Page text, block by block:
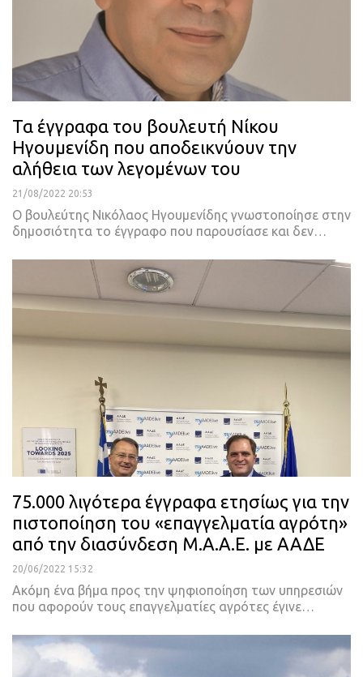
Τα έγγραφα του βουλευτή Νίκου
Ηγουμενίδη που αποδεικνύουν την
αλήθεια των λεγομένων του
21/08/2022 20:53
Ο βουλεύτης Νικόλαος Ηγουμενίδης γνωστοποίησε στην
δημοσιότητα το έγγραφο που παρουσίασε και δεν…
75.000 λιγότερα έγγραφα ετησίως για την
πιστοποίηση του «επαγγελματία αγρότη»
από την διασύνδεση Μ.Α.Α.Ε. με ΑΑΔΕ
20/06/2022 15:32
Ακόμη ένα βήμα προς την ψηφιοποίηση των υπηρεσιών
που αφορούν τους επαγγελματίες αγρότες έγινε…